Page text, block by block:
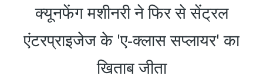
क्यूनफेंग मशीनरी ने फिर से सेंट्रल
एंटरप्राइजेज के 'ए-क्लास सप्लायर' का
खिताब जीता